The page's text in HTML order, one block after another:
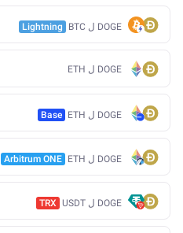
DOGE ل BTC Lightning
DOGE ل ETH
DOGE ل ETH Base
DOGE ل ETH Arbitrum ONE
DOGE ل USDT TRX